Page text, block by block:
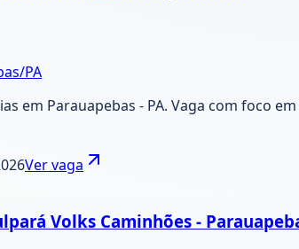
PA
em Parauapebas - PA. Vaga com foco
Ver vaga
Volks Caminhões -